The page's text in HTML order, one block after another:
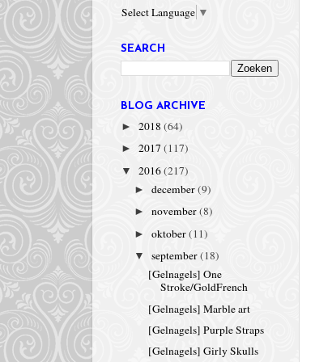
Select Language ▼
SEARCH
BLOG ARCHIVE
► 2018 (64)
► 2017 (117)
▼ 2016(217)
►december(9)
►november(8)
►oktober(11)
▼september(18)
[Gelnagels] One
Stroke/GoldFrench
[Gelnagels] Marble art
[Gelnagels] Purple Straps
[Gelnagels] Girly Skulls